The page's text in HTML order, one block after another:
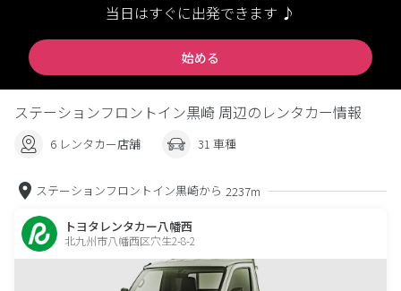
当日はすぐに出発できます ♪
始める
ステーションフロントイン黒崎 周辺のレンタカー情報
6 レンタカー店舗 31 車種
ステーションフロントイン黒崎から 2237m
トヨタレンタカー八幡西
北九州市八幡西区穴生2-8-2